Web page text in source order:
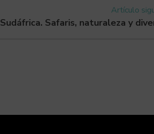
Artículo
Sudáfrica. Safaris, naturaleza y